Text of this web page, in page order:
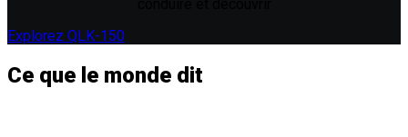
Explorez QLK-150
Ce que le monde dit